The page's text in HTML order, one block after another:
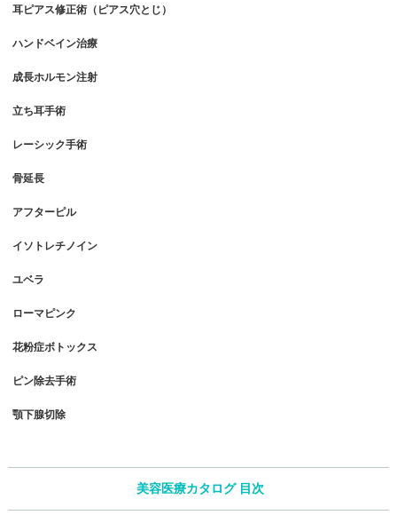
耳ピアス修正術（ピアス穴とじ）
ハンドベイン治療
成長ホルモン注射
立ち耳手術
レーシック手術
骨延長
アフターピル
イソトレチノイン
ユベラ
ローマピンク
花粉症ボトックス
ピン除去手術
顎下腺切除
美容医療カタログ 目次